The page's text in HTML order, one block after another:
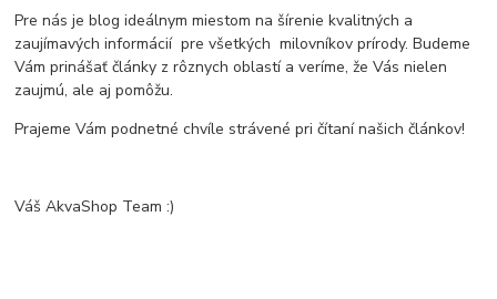
zriaďovanie terária
terárium pre suchozemskú korytnačku
želva
korytnačky
Bratislava
vyroba akvarii akvarium dovoz
rozvoz akvarií
záruka na akvárium
Pre nás je blog ideálnym miestom na šírenie kvalitných a
zaujímavých informácií pre všetkých milovníkov prírody. Budeme
Vám prinášať články z rôznych oblastí a veríme, že Vás nielen
zaujmú, ale aj pomôžu.
Prajeme Vám podnetné chvíle strávené pri čítaní našich článkov!
Váš AkvaShop Team :)